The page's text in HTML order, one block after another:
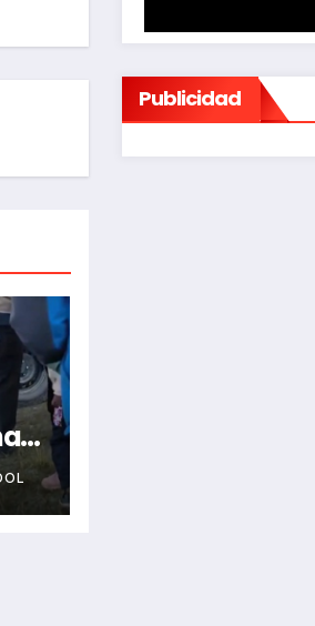
Publicidad